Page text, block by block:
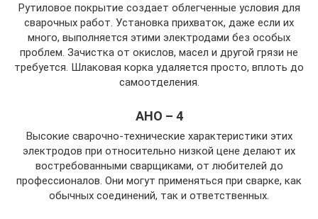
Рутиловое покрытие создает облегченные условия для
сварочных работ. Установка прихваток, даже если их
много, выполняется этими электродами без особых
проблем. Зачистка от окислов, масел и другой грязи не
требуется. Шлаковая корка удаляется просто, вплоть до
самоотделения.
АНО – 4
Высокие сварочно-технические характеристики этих
электродов при относительно низкой цене делают их
востребованными сварщиками, от любителей до
профессионалов. Они могут применяться при сварке, как
обычных соединений, так и ответственных.